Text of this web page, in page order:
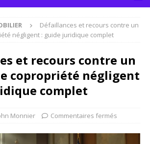
Défaillances et recours contre un
négligent : guide juridique complet
et recours contre un
copropriété négligent
complet
Monnier Commentaires fermés